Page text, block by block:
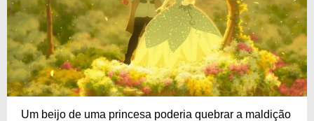
Um beijo de uma princesa poderia quebrar a maldição